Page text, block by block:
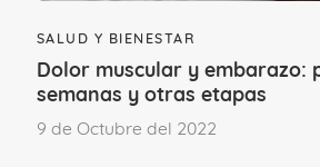
Consejos para
SALUD Y BIENESTAR
Dolor muscular y embarazo:
semanas y otras etapas
9 de Octubre del 2022